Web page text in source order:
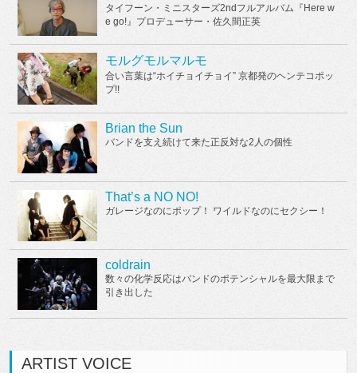
タイフーン・ミニスターズ2ndフルアルバム『Here w
e go!』プロデューサー・佐久間正英
モルグモルマルモ
合い言葉は“ホイチョイチョイ” 京都発のヘンテコポッ
プ!!
Brian the Sun
バンドを支え続けて来た正反対な2人の個性
That’s a NO NO!
ガレージなのにポップ！ ワイルドなのにセクシー！
coldrain
数々の化学反応はバンドのポテンシャルを最大限まで
引き出した
ARTIST VOICE